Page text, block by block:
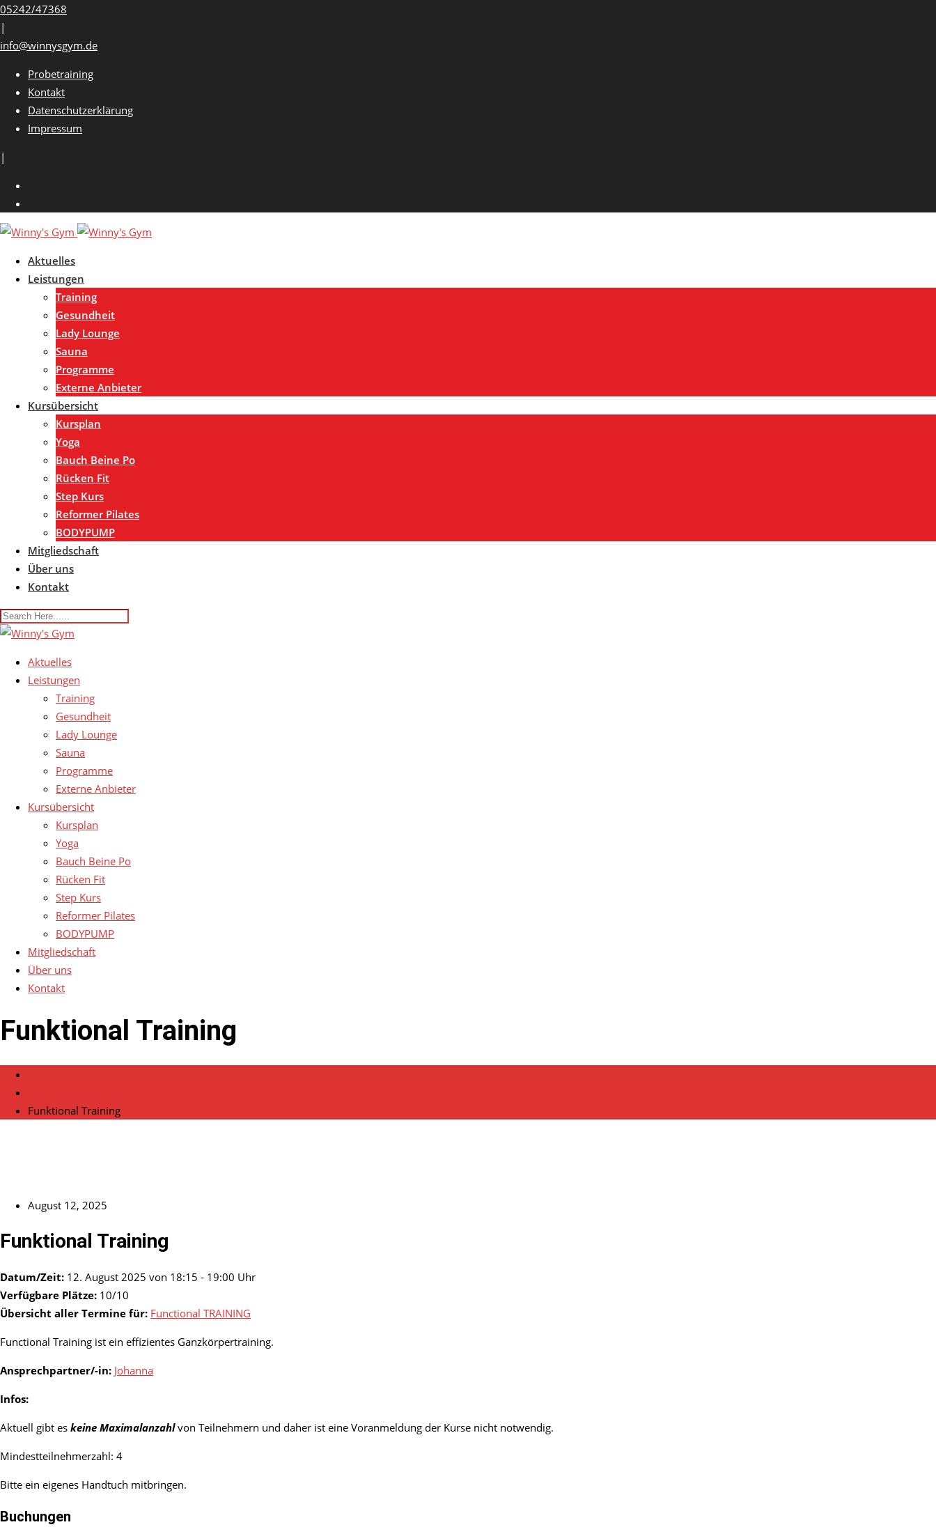
Skip
to
content
05242/47368
|
info@winnysgym.de
Probetraining
Kontakt
Datenschutzerklärung
Impressum
|
Aktuelles
Leistungen
Training
Gesundheit
Lady Lounge
Sauna
Programme
Externe Anbieter
Kursübersicht
Kursplan
Yoga
Bauch Beine Po
Rücken Fit
Step Kurs
Reformer Pilates
BODYPUMP
Mitgliedschaft
Über uns
Kontakt
Aktuelles
Leistungen
Training
Gesundheit
Lady Lounge
Sauna
Programme
Externe Anbieter
Kursübersicht
Kursplan
Yoga
Bauch Beine Po
Rücken Fit
Step Kurs
Reformer Pilates
BODYPUMP
Mitgliedschaft
Über uns
Kontakt
Funktional Training
Funktional Training
August 12, 2025
Funktional Training
Datum/Zeit: 12. August 2025 von 18:15 - 19:00 Uhr
Verfügbare Plätze: 10/10
Übersicht aller Termine für: Functional TRAINING
Functional Training ist ein effizientes Ganzkörpertraining.
Ansprechpartner/-in: Johanna
Infos:
Aktuell gibt es keine Maximalanzahlvon Teilnehmern und daher ist eine Voranmeldung der Kurse nicht notwendig.
Mindestteilnehmerzahl: 4
Bitte ein eigenes Handtuch mitbringen.
Buchungen